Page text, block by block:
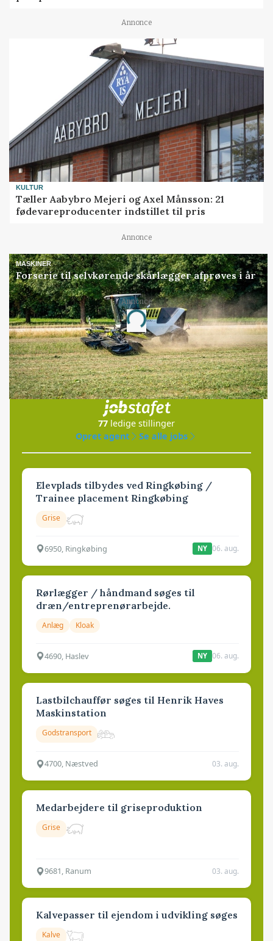
Annonce
KULTUR
Tæller Aabybro Mejeri og Axel Månsson: 21
fødevareproducenter indstillet til pris
Annonce
MASKINER
Forserie til selvkørende skårlægger afprøves i år
Annonce
Loading...
Jobs
i samarbejde med
77 ledige stillinger
Opret agent
Se alle jobs
Elevplads tilbydes ved Ringkøbing /
Trainee placement Ringkøbing
Grise
6950, Ringkøbing NY 06. aug.
Rørlægger / håndmand søges til
dræn/entreprenørarbejde.
Anlæg Kloak
4690, Haslev NY 06. aug.
Lastbilchauffør søges til Henrik Haves
Maskinstation
Godstransport
4700, Næstved 03. aug.
Medarbejdere til griseproduktion
Grise
9681, Ranum 03. aug.
Kalvepasser til ejendom i udvikling søges
Kalve